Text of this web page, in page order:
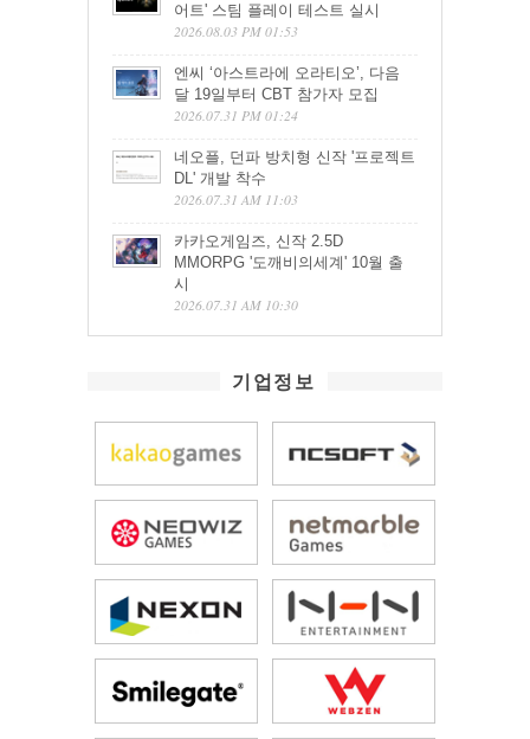
어트' 스팀 플레이 테스트 실시
2026.08.03 PM 01:53
엔씨 ‘아스트라에 오라티오’, 다음
달 19일부터 CBT 참가자 모집
2026.07.31 PM 01:24
네오플, 던파 방치형 신작 '프로젝트
DL' 개발 착수
2026.07.31 AM 11:03
카카오게임즈, 신작 2.5D
MMORPG '도깨비의세계' 10월 출
시
2026.07.31 AM 10:30
기업정보